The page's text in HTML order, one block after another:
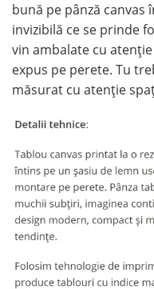
bună pe pânză canvas
invizibilă ce se prinde
vin ambalate cu
expus pe perete. Tu
măsurat cu atenție